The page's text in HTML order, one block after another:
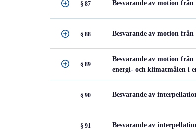
§ 87 Besvarande av motion
§ 88 Besvarande av motion
§ 89
Besvarande av motion
energi- och klimatmålen i
§ 90 Besvarande av
§ 91 Besvarande av